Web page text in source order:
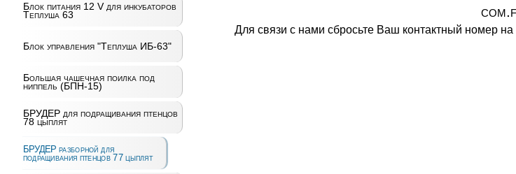
Блок питания 12 V для инкубаторов
Теплуша 63
Блок управления "Теплуша ИБ-63"
Большая чашечная поилка под
ниппель (БПН-15)
БРУДЕР для подращивания птенцов
78 цыплят
БРУДЕР разборной для
подращивания птенцов 77 цыплят
Для связи с нами сбросьте Ваш контактный номер